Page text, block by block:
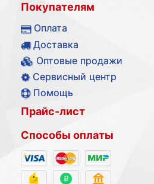
Покупателям
Оплата
Доставка
Оптовые продажи
Сервисный центр
Помощь
Прайс-лист
Способы оплаты